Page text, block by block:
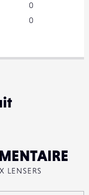
0
0
LENSERS